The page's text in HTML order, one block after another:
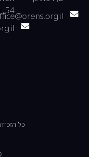
54, חיפה
כל